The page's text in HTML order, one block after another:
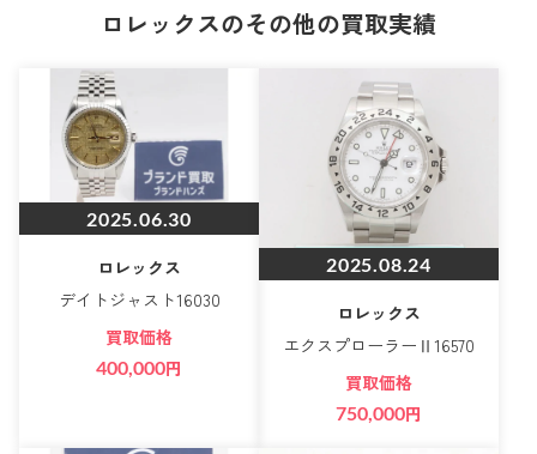
ロレックスのその他の買取実績
2025.06.30
ロレックス
デイトジャスト16030
買取価格
400,000円
2025.08.24
ロレックス
エクスプローラーⅡ16570
買取価格
750,000円